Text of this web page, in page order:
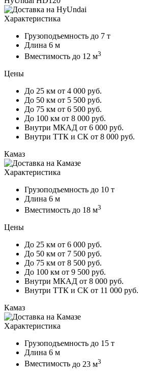
Характеристика
Грузоподъемность до 7 т
Длина 6 м
Вместимость до 12 м3
Цены
До 25 км от 4 000 руб.
До 50 км от 5 500 руб.
До 75 км от 6 500 руб.
До 100 км от 8 000 руб.
Внутри МКАД от 6 000 руб.
Внутри ТТК и СК от 8 000 руб.
Камаз
Характеристика
Грузоподъемность до 10 т
Длина 6 м
Вместимость до 18 м3
Цены
До 25 км от 6 000 руб.
До 50 км от 7 500 руб.
До 75 км от 8 500 руб.
До 100 км от 9 500 руб.
Внутри МКАД от 8 000 руб.
Внутри ТТК и СК от 11 000 руб.
Камаз
Характеристика
Грузоподъемность до 15 т
Длина 6 м
Вместимость до 23 м3